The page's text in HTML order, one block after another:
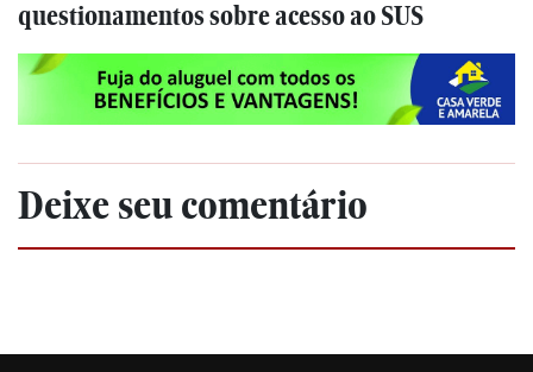
questionamentos sobre acesso ao SUS
Deixe seu comentário